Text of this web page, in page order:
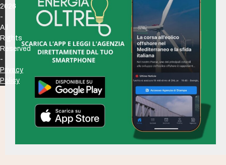
2026
-
All
Rights
Reserved
-
Privacy
Policy